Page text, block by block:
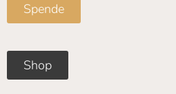
Spende
Shop